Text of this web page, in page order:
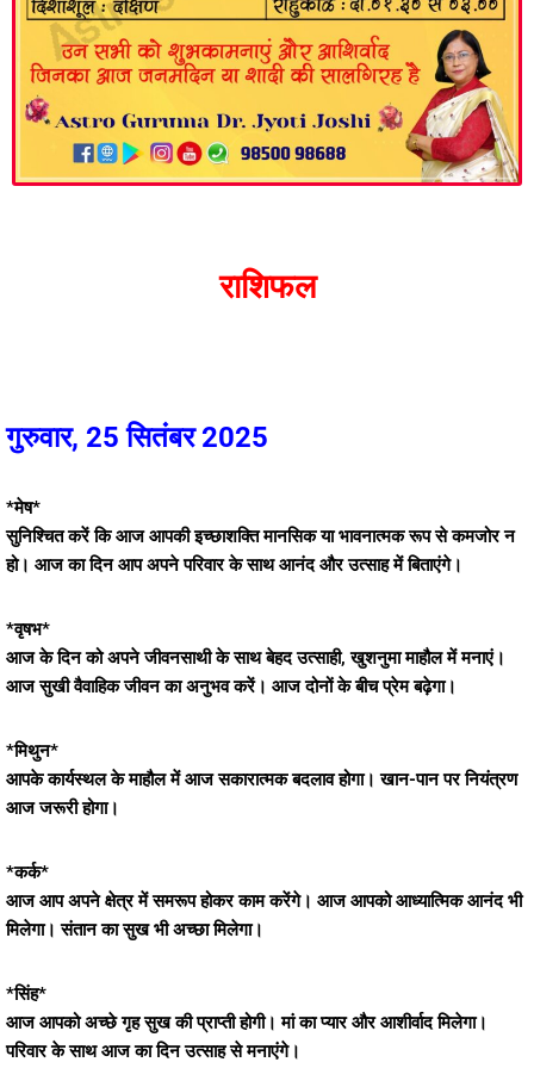
राशिफल
गुरुवार, 25 सितंबर 2025
*मेष*
सुनिश्चित करें कि आज आपकी इच्छाशक्ति मानसिक या भावनात्मक रूप से कमजोर न
हो। आज का दिन आप अपने परिवार के साथ आनंद और उत्साह में बिताएंगे।
*वृषभ*
आज के दिन को अपने जीवनसाथी के साथ बेहद उत्साही, खुशनुमा माहौल में मनाएं।
आज सुखी वैवाहिक जीवन का अनुभव करें। आज दोनों के बीच प्रेम बढ़ेगा।
*मिथुन*
आपके कार्यस्थल के माहौल में आज सकारात्मक बदलाव होगा। खान-पान पर नियंत्रण
आज जरूरी होगा।
*कर्क*
आज आप अपने क्षेत्र में समरूप होकर काम करेंगे। आज आपको आध्यात्मिक आनंद भी
मिलेगा। संतान का सुख भी अच्छा मिलेगा।
*सिंह*
आज आपको अच्छे गृह सुख की प्राप्ती होगी। मां का प्यार और आशीर्वाद मिलेगा।
परिवार के साथ आज का दिन उत्साह से मनाएंगे।